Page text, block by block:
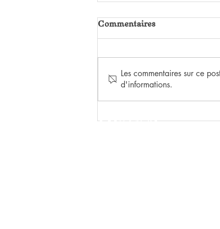
HEUREUX QUI
Commentaires
Les commentaires sur ce
d'informations.
LE FEU SACRÉ